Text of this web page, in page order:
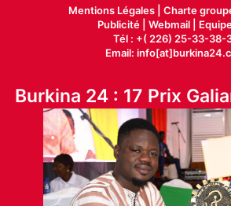
Mentions Légales | Charte
Publicité| Webmail |
Tél : +( 226) 25-33-38-
Email:
Burkina 24 : 17 Prix